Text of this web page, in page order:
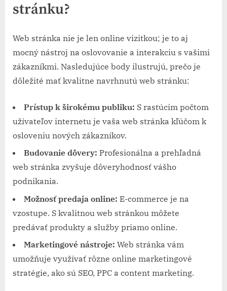
stránku?
Web stránka nie je len online vizitkou; je to aj
mocný nástroj na oslovovanie a interakciu s vašimi
zákazníkmi. Nasledujúce body ilustrujú, prečo je
dôležité mať kvalitne navrhnutú web stránku:
Prístup k širokému publiku: S rastúcim počtom
užívateľov internetu je vaša web stránka kľúčom k
osloveniu nových zákazníkov.
Budovanie dôvery: Profesionálna a prehľadná
web stránka zvyšuje dôveryhodnosť vášho
podnikania.
Možnosť predaja online: E-commerce je na
vzostupe. S kvalitnou web stránkou môžete
predávať produkty a služby priamo online.
Marketingové nástroje: Web stránka vám
umožňuje využívať rôzne online marketingové
stratégie, ako sú SEO, PPC a content marketing.